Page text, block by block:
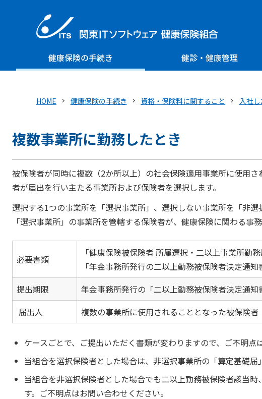
健康保険の手続き 健診・健康管理
HOME 健康保険の手続き 資格・保険料に関すること 入社
複数事業所に勤務したとき
被保険者が同時に複数（2か所以上）の社会保険適用事業所に使用
者が届出を行い主たる事業所および保険者を選択します。
選択する1つの事業所を「選択事業所」、選択しない事業所を「非選
「選択事業所」の事業所を管轄する保険者が、健康保険に関わる事
必要書類
「健康保険被保険者 所属選択・二以上事業所勤務
「年金事務所発行の二以上勤務被保険者決定通知
提出期限
年金事務所発行の「二以上勤務被保険者決定通
届出人
複数の事業所に使用されることとなった被保険者
ケースごとで、ご提出いただく書類が変わりますので、ご不明点
当組合を選択保険者とした場合は、非選択事業所の「算定基礎
当組合を非選択保険者とした場合でも二以上勤務被保険者該当
す。ご不明点はお問い合わせください。